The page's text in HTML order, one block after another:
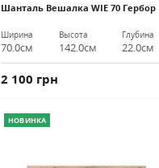
Шанталь Вешалка WIE 70 Гербор
Ширина
70.0см
Высота
142.0см
Глубина
22.0см
2 100 грн
НОВИНКА